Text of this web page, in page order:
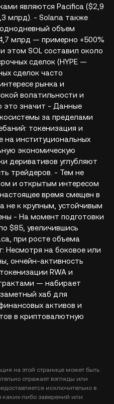
являются Pacifica ($2,9
млрд). - Solana также
объем
млрд — примерно +500%
этом SOL составил около
сделок (HYPE —
сделок часто
рынка и
волатильности и
это значит - Данные
за пределами
токенизация и
на институциональных
экономическую
деривативов углубляют
трейдеров. - Тем не
и открытым интересом
время смещен в
не к крупным, устойчивым
- На момент подготовки
$85, увеличившись
при росте объема
Несмотря на боковое или
ончейн-активность
RWA и
— набирает
хаб для
активов и
в криптовалютную
на этой странице может быть
отражает взгляды или
исключительно в
либо заверений или